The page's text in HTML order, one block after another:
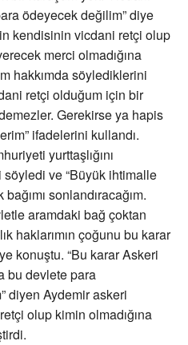
ödeyecek değilim” diye
kendisinin vicdani retçi olup
merci olmadığına
hakkımda söylediklerini
retçi olduğum için bir
Gerekirse ya hapis
ifadelerini kullandı.
yurttaşlığını
ve “Büyük ihtimalle
sonlandıracağım.
aramdaki bağ çoktan
haklarımın çoğunu bu karar
konuştu. “Bu karar Askeri
bu devlete para
diyen Aydemir askeri
olup kimin olmadığına